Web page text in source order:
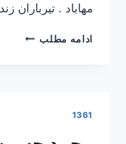
مهاباد . تیرباران
ادامه مطلب جعفر
1361